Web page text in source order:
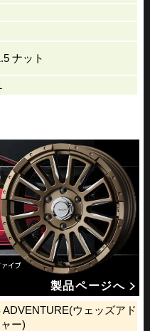
ナット
製品ページへ
ADVENTURE(ウェッズアド
ー)